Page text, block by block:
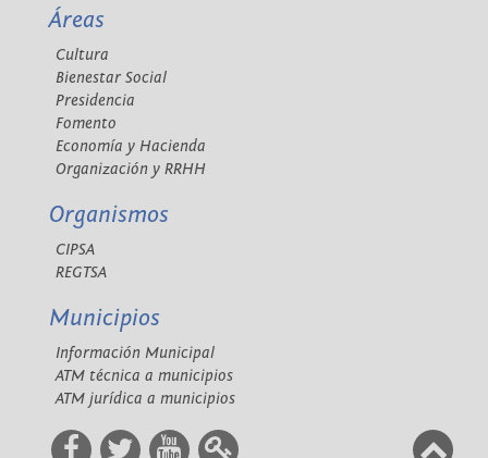
Áreas
Cultura
Bienestar Social
Presidencia
Fomento
Economía y Hacienda
Organización y RRHH
Organismos
CIPSA
REGTSA
Municipios
Información Municipal
ATM técnica a municipios
ATM jurídica a municipios